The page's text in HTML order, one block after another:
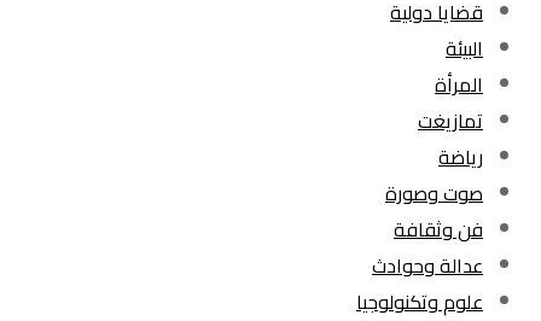
قضايا دولية
البيئة
المرأة
تمازيغت
رياضة
صوت وصورة
فن وثقافة
عدالة وحوادث
علوم وتكنولوجيا